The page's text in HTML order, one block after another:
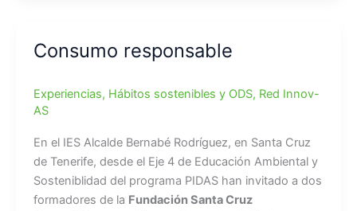
Consumo responsable
Experiencias, Hábitos sostenibles y ODS, Red Innov-
AS
En el IES Alcalde Bernabé Rodríguez, en Santa Cruz
de Tenerife, desde el Eje 4 de Educación Ambiental y
Sosteniblidad del programa PIDAS han invitado a dos
formadores de la Fundación Santa Cruz